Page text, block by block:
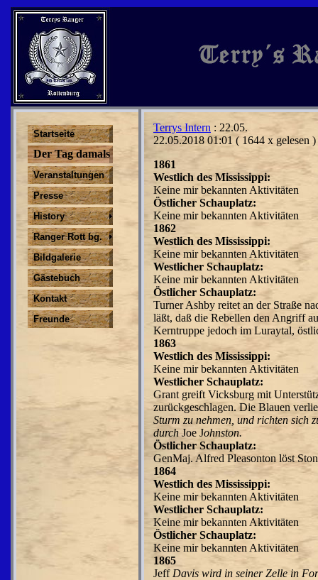
Startseite
Der Tag damals
Veranstaltungen
Presse
History
Ranger Rott bg.
Bildgalerie
Gästebuch
Kontakt
Freunde
Terrys Intern : 22.05.
22.05.2018 01:01 ( 1644 x gelesen )
1861
Westlich des Mississippi:
Keine mir bekannten Aktivitäten
Östlicher Schauplatz:
Keine mir bekannten Aktivitäten
1862
Westlich des Mississippi:
Keine mir bekannten Aktivitäten
Westlicher Schauplatz:
Keine mir bekannten Aktivitäten
Östlicher Schauplatz:
Turner Ashby reitet an der Straße
läßt, daß die Rebellen den Angriff
Kerntruppe jedoch im Luraytal,
1863
Westlich des Mississippi:
Keine mir bekannten Aktivitäten
Westlicher Schauplatz:
Grant greift Vicksburg mit
zurückgeschla­gen. Die Blauen
Sturm zu nehmen, und richten sich
durch Joe Johnston.
Östlicher Schauplatz:
GenMaj. Alfred Pleasonton löst
1864
Westlich des Mississippi:
Keine mir bekannten Aktivitäten
Westlicher Schauplatz:
Keine mir bekannten Aktivitäten
Östlicher Schauplatz:
Keine mir bekannten Aktivitäten
1865
Jeff Davis wird in seiner Zelle in